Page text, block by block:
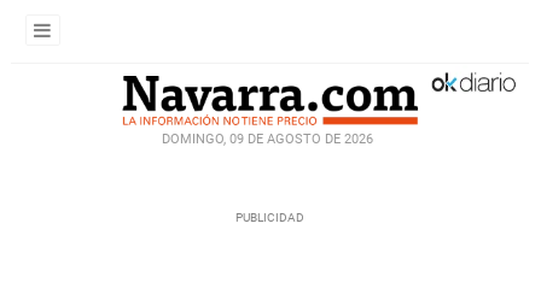
DOMINGO, 09 DE AGOSTO DE 2026